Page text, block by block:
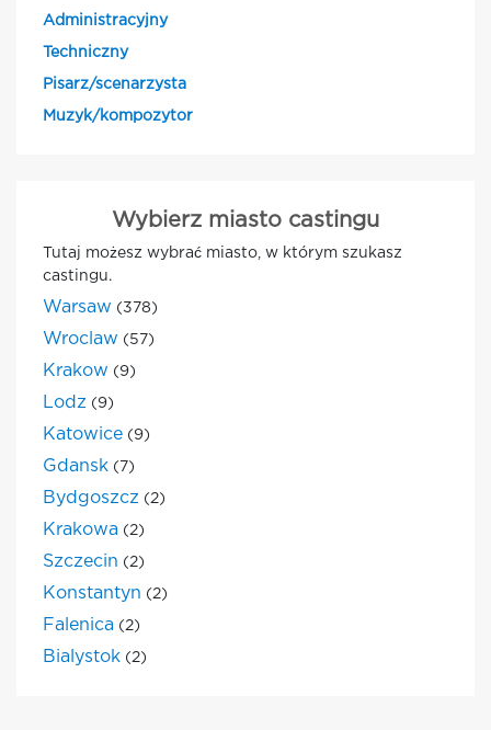
Administracyjny
Techniczny
Pisarz/scenarzysta
Muzyk/kompozytor
Wybierz miasto castingu
Tutaj możesz wybrać miasto, w którym szukasz
castingu.
Warsaw (378)
Wroclaw (57)
Krakow (9)
Lodz (9)
Katowice (9)
Gdansk (7)
Bydgoszcz (2)
Krakowa (2)
Szczecin (2)
Konstantyn (2)
Falenica (2)
Bialystok (2)